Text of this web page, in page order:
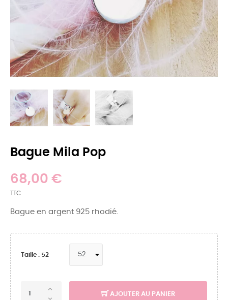
Bague Mila Pop
68,00 €
TTC
Bague en argent 925 rhodié.
Taille : 52
AJOUTER AU PANIER